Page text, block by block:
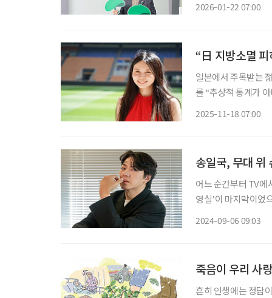
2026-01-22 07:00
“日 지방소멸
일본에서 주목받는
를 “추상적 통계가
2025-11-18 07:00
송일국, 무대 위
어느 순간부터 TV에
영실’이 마지막이었
2024-09-06 09:03
죽음이 우리 사
흔히 인생에는 정답